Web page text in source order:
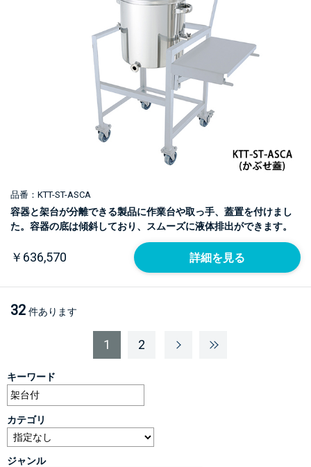
品番：KTT-ST-ASCA
容器と架台が分離できる製品に作業台や取っ手、蓋置を付けまし
た。容器の底は傾斜しており、スムーズに液体排出ができます。
￥636,570 詳細を見る
32 件あります
1 2
キーワード
カテゴリ
ジャンル